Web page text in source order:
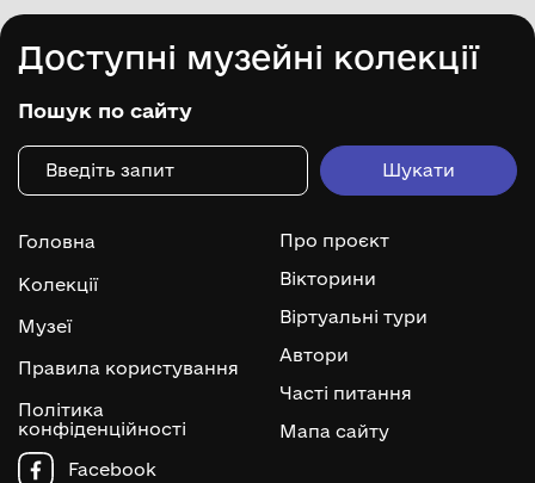
Доступні музейні колекції
Пошук по сайту
Головна
Колекції
Музеї
Правила користування
Політика
конфіденційності
Про проєкт
Вікторини
Віртуальні тури
Автори
Часті питання
Мапа сайту
Facebook